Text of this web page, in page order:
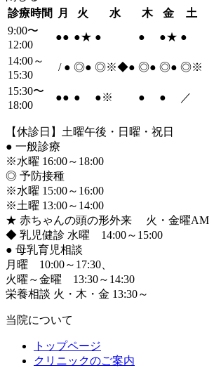
診療時間
月 火 水 木 金
土
9:00〜
12:00
●● ●★ ● ● ●★ ●
14:00～
15:30
/ ● ◎● ◎※◆● ◎● ◎● ◎※
15:30〜
18:00
●● ● ●※ ● ● ／
【休診日】土曜午後・日曜・祝日
● 一般診療
※水曜 16:00～18:00
◎ 予防接種
※水曜 15:00～16:00
※土曜 13:00～14:00
★ 赤ちゃんの頭の形外来 火・金曜AM
◆ 乳児健診 水曜 14:00～15:00
● 母乳育児相談
月曜 10:00～17:30、
火曜～金曜 13:30～14:30
栄養相談 火・木・金 13:30～
当院について
トップページ
クリニックのご案内